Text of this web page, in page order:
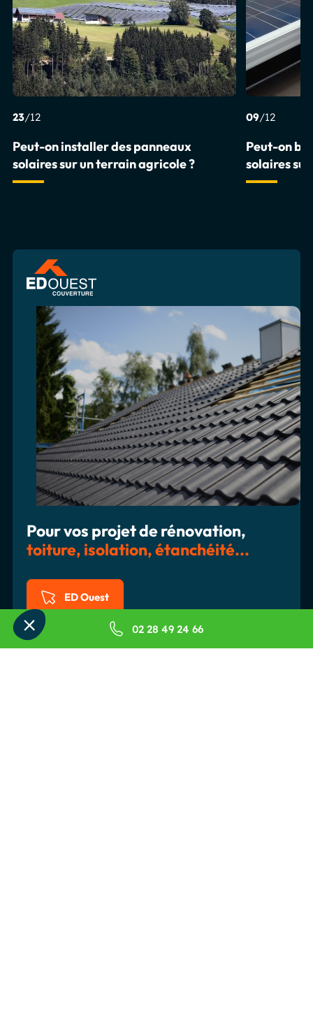
02 28 49 24 66
23/12
Peut-on installer des panneaux
solaires sur un terrain agricole ?
09/12
Peut-on
solaires
Pour vos projet de rénovation,
toiture, isolation, étanchéité...
ED Ouest